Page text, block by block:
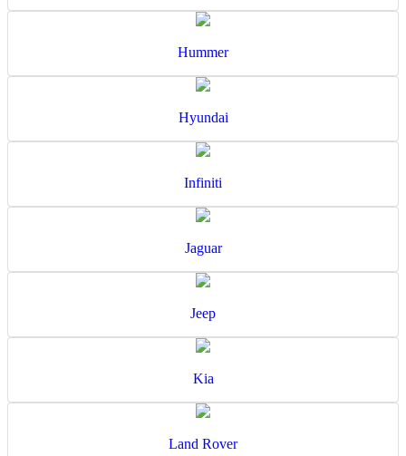
Hummer
Hyundai
Infiniti
Jaguar
Jeep
Kia
Land Rover